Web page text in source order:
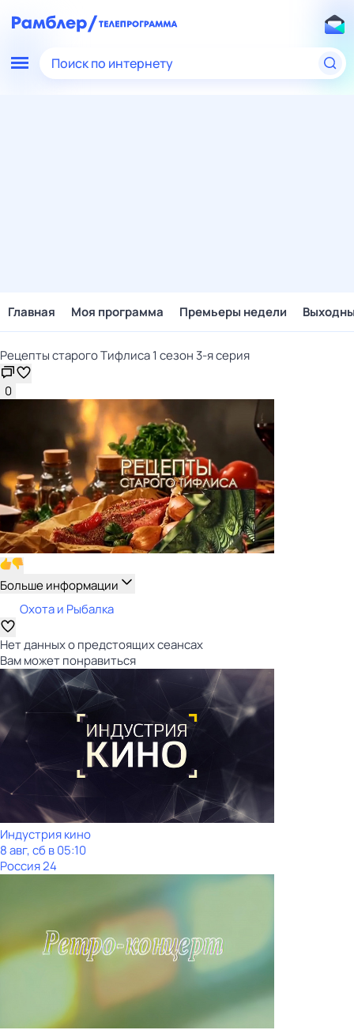
Поиск по интернету
Главная Моя программа Премьеры недели
Рецепты старого Тифлиса 1 сезон 3-я серия
0
Больше информации
Охота и Рыбалка
Нет данных о предстоящих сеансах
Вам может понравиться
Индустрия кино
8 авг, сб в 05:10
Россия 24